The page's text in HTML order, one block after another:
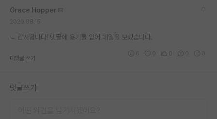
Grace Hopper
ㄴ 감사합니다! 댓글에 용기를 얻어 메일을 보냈습니다.
대댓글 쓰기
댓글쓰기